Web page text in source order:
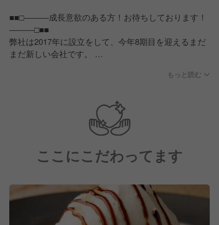
■■□―――成長意欲のある方！お待ちしております！
―――□■■
弊社は2017年に設立をして、今年8期目を迎えるまだ
まだ新しい会社です。
ネージャーのポストもどんどん増えていくので、上の
ポジションを目指せるチャンスが多数あることも弊社
の魅力であると考えております。
まだまだ新しい会社なので、枠にとらわれず自分の実
力を発揮することもできます！
スタッフが大勢活躍中！―――□■■
・給与例（1）30歳／経営幹部／月収80万円
・給与例（2）38歳／エリアマネジャー／月収50万円
もっと読む
ここにこだわってます